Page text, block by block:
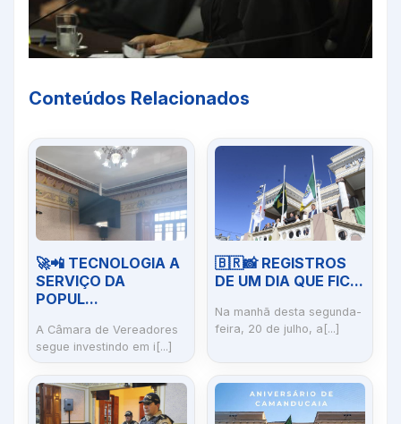
Conteúdos Relacionados
🚀📲 TECNOLOGIA A
SERVIÇO DA
POPUL...
A Câmara de Vereadores
segue investindo em i[...]
🇧🇷📸 REGISTROS
DE UM DIA QUE FIC...
Na manhã desta segunda-
feira, 20 de julho, a[...]